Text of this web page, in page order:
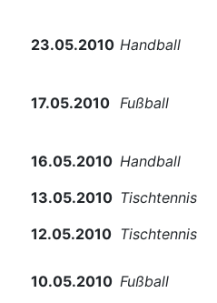
23.05.2010 Handball
17.05.2010 Fußball
16.05.2010 Handball
13.05.2010 Tischtennis
12.05.2010 Tischtennis
10.05.2010 Fußball